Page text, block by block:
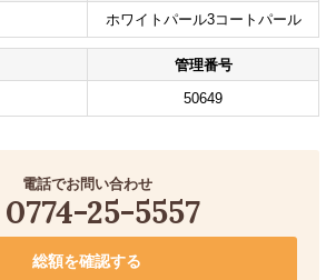
ホワイトパール3コートパール
管理番号
50649
電話でお問い合わせ
0774-25-5557
総額を確認する